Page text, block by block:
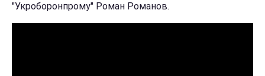
"Укроборонпрому" Роман Романов.